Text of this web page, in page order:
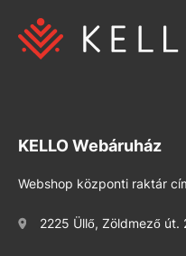
KELLO Webáruház
Webshop központi raktár
2225 Üllő, Zöldmező út.